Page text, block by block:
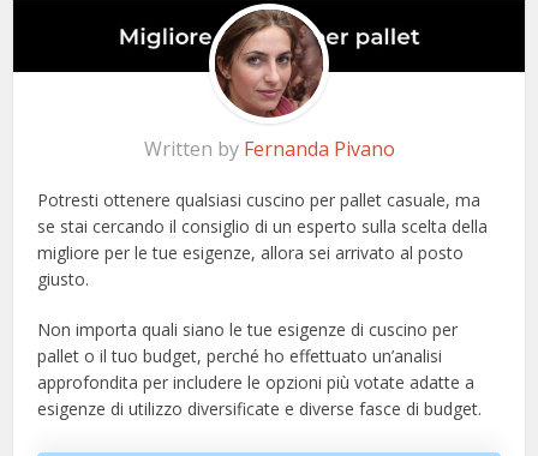
Written by Fernanda Pivano
Potresti ottenere qualsiasi cuscino per pallet casuale, ma
se stai cercando il consiglio di un esperto sulla scelta della
migliore per le tue esigenze, allora sei arrivato al posto
giusto.
Non importa quali siano le tue esigenze di cuscino per
pallet o il tuo budget, perché ho effettuato un’analisi
approfondita per includere le opzioni più votate adatte a
esigenze di utilizzo diversificate e diverse fasce di budget.